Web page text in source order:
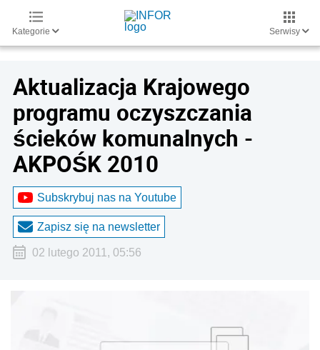
Kategorie Serwisy
Aktualizacja Krajowego
programu oczyszczania
ścieków komunalnych -
AKPOŚK 2010
Subskrybuj nas na Youtube
Zapisz się na newsletter
02 lutego 2011, 05:56